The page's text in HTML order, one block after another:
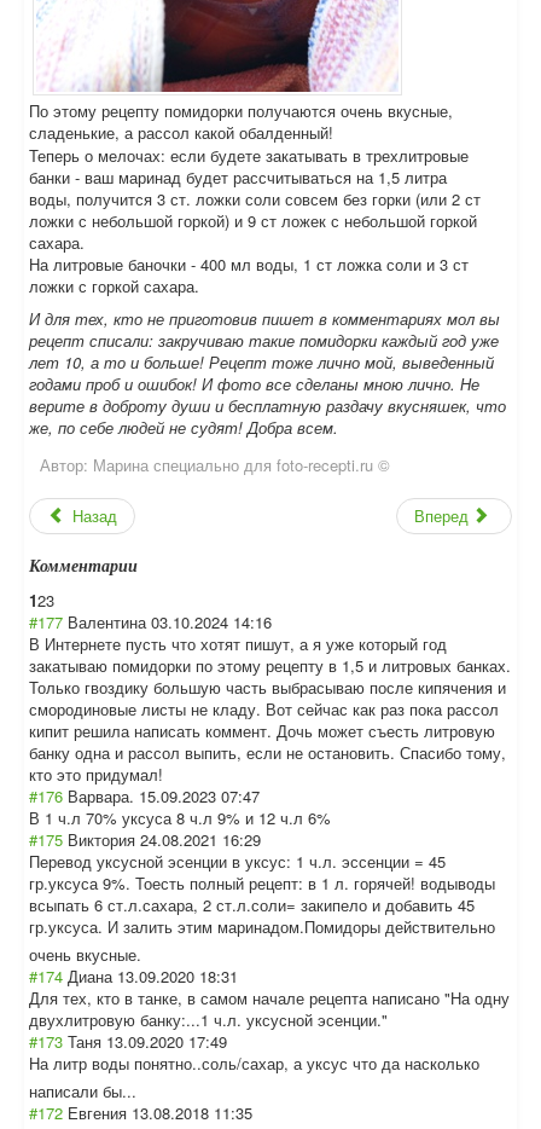
По этому рецепту помидорки получаются очень вкусные,
сладенькие, а рассол какой обалденный!
Теперь о мелочах: если будете закатывать в трехлитровые
банки - ваш маринад будет рассчитываться на 1,5 литра
воды, получится 3 ст. ложки соли совсем без горки (или 2 ст
ложки с небольшой горкой) и 9 ст ложек с небольшой горкой
сахара.
На литровые баночки - 400 мл воды, 1 ст ложка соли и 3 ст
ложки с горкой сахара.
И для тех, кто не приготовив пишет в комментариях мол вы
рецепт списали: закручиваю такие помидорки каждый год уже
лет 10, а то и больше! Рецепт тоже лично мой, выведенный
годами проб и ошибок! И фото все сделаны мною лично. Не
верите в доброту души и бесплатную раздачу вкусняшек, что
же, по себе людей не судят! Добра всем.
Автор: Марина специально для foto-recepti.ru ©
Назад Вперед
Комментарии
123
#177 Валентина 03.10.2024 14:16
В Интернете пусть что хотят пишут, а я уже который год
закатываю помидорки по этому рецепту в 1,5 и литровых банках.
Только гвоздику большую часть выбрасываю после кипячения и
смородиновые листы не кладу. Вот сейчас как раз пока рассол
кипит решила написать коммент. Дочь может съесть литровую
банку одна и рассол выпить, если не остановить. Спасибо тому,
кто это придумал!
#176 Варвара. 15.09.2023 07:47
В 1 ч.л 70% уксуса 8 ч.л 9% и 12 ч.л 6%
#175 Виктория 24.08.2021 16:29
Перевод уксусной эсенции в уксус: 1 ч.л. эссенции = 45
гр.уксуса 9%. Тоесть полный рецепт: в 1 л. горячей! водыводы
всыпать 6 ст.л.сахара, 2 ст.л.соли= закипело и добавить 45
гр.уксуса. И залить этим маринадом.Помидоры действительно
очень вкусные.
#174 Диана 13.09.2020 18:31
Для тех, кто в танке, в самом начале рецепта написано "На одну
двухлитровую банку:...1 ч.л. уксусной эсенции."
#173 Таня 13.09.2020 17:49
На литр воды понятно..соль/сахар, а уксус что да насколько
написали бы...
#172 Евгения 13.08.2018 11:35